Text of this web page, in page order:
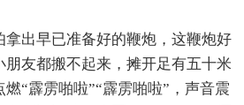
拿出早已准备好的鞭炮，这鞭炮好
朋友都搬不起来，摊开足有五十米
“霹雳啪啦”“霹雳啪啦”，声音震